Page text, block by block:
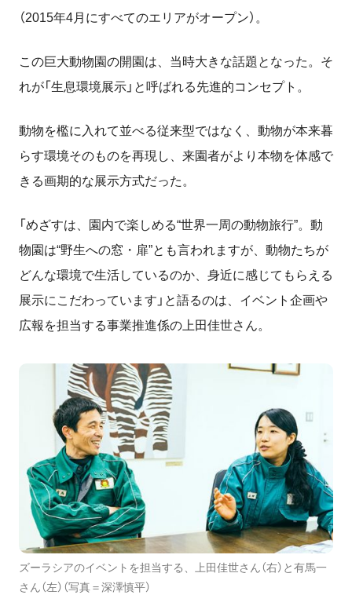
（2015年4月にすべてのエリアがオープン）。
この巨大動物園の開園は、当時大きな話題となった。そ
れが「生息環境展示」と呼ばれる先進的コンセプト。
動物を檻に入れて並べる従来型ではなく、動物が本来暮
らす環境そのものを再現し、来園者がより本物を体感で
きる画期的な展示方式だった。
「めざすは、園内で楽しめる“世界一周の動物旅行”。動
物園は“野生への窓・扉”とも言われますが、動物たちが
どんな環境で生活しているのか、身近に感じてもらえる
展示にこだわっています」と語るのは、イベント企画や
広報を担当する事業推進係の上田佳世さん。
ズーラシアのイベントを担当する、上田佳世さん（右）と有馬一
さん（左）（写真＝深澤慎平）